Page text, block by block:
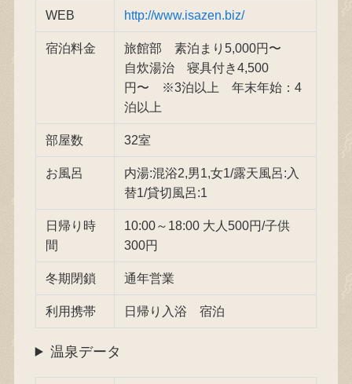
WEB http://www.isazen.biz/
宿泊料金
旅館部 素泊まり5,000円〜
自炊湯治 寝具付き4,500
円〜 ※3泊以上 年末年始：4
泊以上
部屋数 32室
お風呂
内湯:混浴2,男1,女1/露天風呂:入
替1/貸切風呂:1
日帰り時
間
10:00～18:00 大人500円/子供
300円
冬期閉鎖 通年営業
利用携帯 日帰り入浴 宿泊
温泉データ